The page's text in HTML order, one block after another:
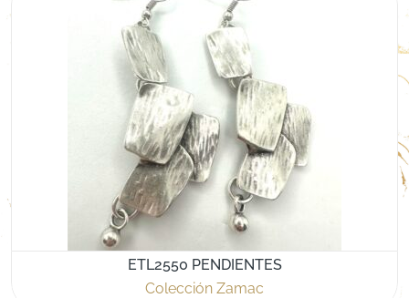
ETL2550 PENDIENTES
Colección Zamac